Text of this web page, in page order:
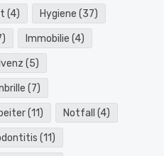
(4) Hygiene (37)
Immobilie (4)
(5)
(7)
(11) Notfall (4)
(11)